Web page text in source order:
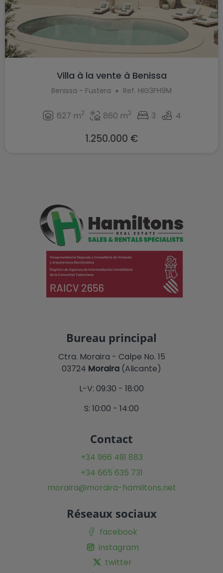
Villa à la vente à Benissa
Benissa - Fustera Ref. HIG3FH9M
627 m2 860 m2 3 4
1.250.000 €
Bureau principal
Ctra. Moraira - Calpe No. 15
03724 Moraira (Alicante)
L-V: 09:30 - 18:00
S: 10:00 - 14:00
Contact
+34 966 491 883
+34 665 635 731
moraira@moraira-hamiltons.net
Réseaux sociaux
facebook
instagram
twitter